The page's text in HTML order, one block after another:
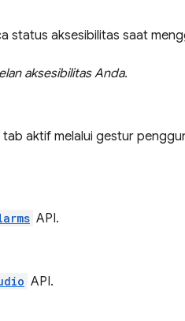
status aksesibilitas saat
aksesibilitas Anda.
aktif melalui gestur
API.
API.